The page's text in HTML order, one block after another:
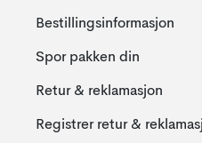
Bestillingsinformasjon
Spor pakken din
Retur & reklamasjon
Registrer retur &